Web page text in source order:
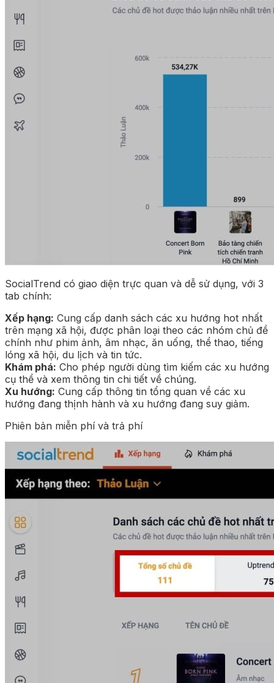
SocialTrend có giao diện trực quan và dễ sử dụng, với 3
tab chính:
Xếp hạng: Cung cấp danh sách các xu hướng hot nhất
trên mạng xã hội, được phân loại theo các nhóm chủ đề
chính như phim ảnh, âm nhạc, ăn uống, thể thao, tiếng
lóng xã hội, du lịch và tin tức.
Khám phá: Cho phép người dùng tìm kiếm các xu hướng
cụ thể và xem thông tin chi tiết về chúng.
Xu hướng: Cung cấp thông tin tổng quan về các xu
hướng đang thịnh hành và xu hướng đang suy giảm.
Phiên bản miễn phí và trả phí